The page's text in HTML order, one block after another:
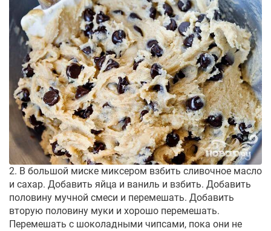
2. В большой миске миксером взбить сливочное масло
и сахар. Добавить яйца и ваниль и взбить. Добавить
половину мучной смеси и перемешать. Добавить
вторую половину муки и хорошо перемешать.
Перемешать с шоколадными чипсами, пока они не